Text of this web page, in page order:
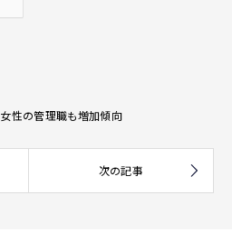
女性の管理職も増加傾向